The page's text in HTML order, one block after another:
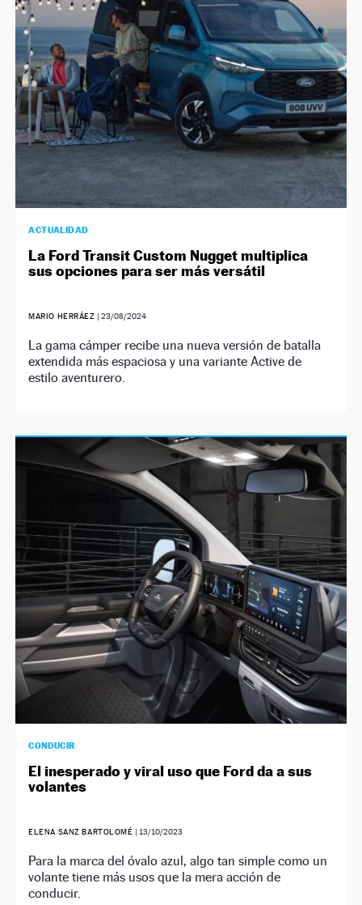
ACTUALIDAD
La Ford Transit Custom Nugget multiplica
sus opciones para ser más versátil
MARIO HERRÁEZ | 23/08/2024
La gama cámper recibe una nueva versión de batalla
extendida más espaciosa y una variante Active de
estilo aventurero.
CONDUCIR
El inesperado y viral uso que Ford da a sus
volantes
ELENA SANZ BARTOLOMÉ | 13/10/2023
Para la marca del óvalo azul, algo tan simple como un
volante tiene más usos que la mera acción de
conducir.